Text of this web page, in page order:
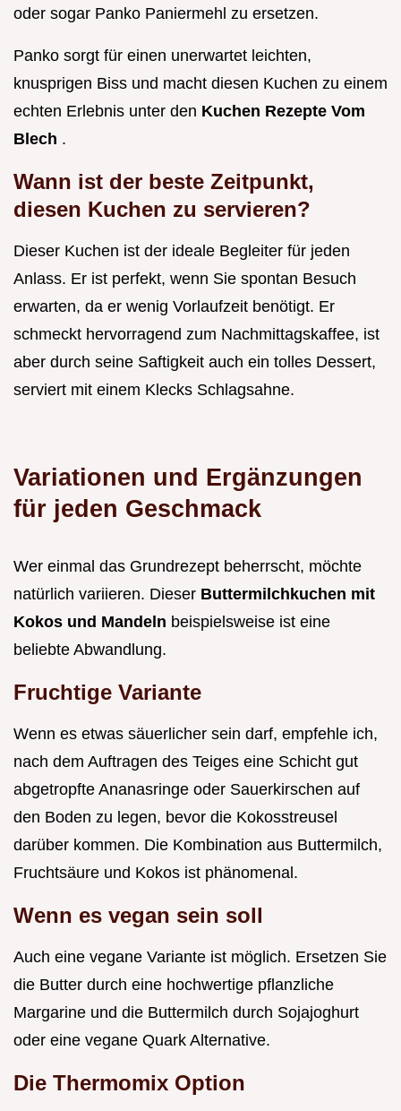
oder sogar Panko Paniermehl zu ersetzen.
Panko sorgt für einen unerwartet leichten,
knusprigen Biss und macht diesen Kuchen zu einem
echten Erlebnis unter den Kuchen Rezepte Vom
Blech .
Wann ist der beste Zeitpunkt,
diesen Kuchen zu servieren?
Dieser Kuchen ist der ideale Begleiter für jeden
Anlass. Er ist perfekt, wenn Sie spontan Besuch
erwarten, da er wenig Vorlaufzeit benötigt. Er
schmeckt hervorragend zum Nachmittagskaffee, ist
aber durch seine Saftigkeit auch ein tolles Dessert,
serviert mit einem Klecks Schlagsahne.
Variationen und Ergänzungen
für jeden Geschmack
Wer einmal das Grundrezept beherrscht, möchte
natürlich variieren. Dieser Buttermilchkuchen mit
Kokos und Mandeln beispielsweise ist eine
beliebte Abwandlung.
Fruchtige Variante
Wenn es etwas säuerlicher sein darf, empfehle ich,
nach dem Auftragen des Teiges eine Schicht gut
abgetropfte Ananasringe oder Sauerkirschen auf
den Boden zu legen, bevor die Kokosstreusel
darüber kommen. Die Kombination aus Buttermilch,
Fruchtsäure und Kokos ist phänomenal.
Wenn es vegan sein soll
Auch eine vegane Variante ist möglich. Ersetzen Sie
die Butter durch eine hochwertige pflanzliche
Margarine und die Buttermilch durch Sojajoghurt
oder eine vegane Quark Alternative.
Die Thermomix Option